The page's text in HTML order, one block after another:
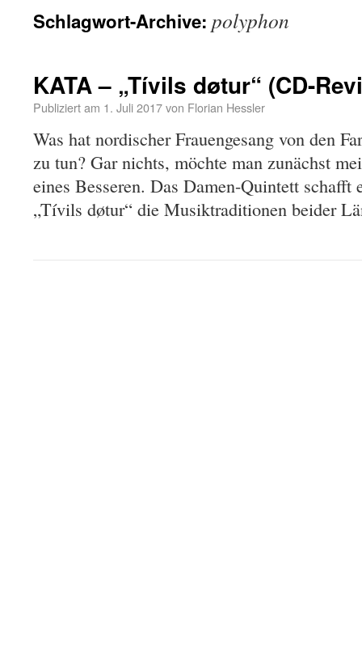
Schlagwort-Archive: polyphon
KATA – „Tívils døtur“ (CD-
Publiziert am 1. Juli 2017von Florian Hessler
Was hat nordischer Frauengesang von den
zu tun? Gar nichts, möchte man zunächst
eines Besseren. Das Damen-Quintett schafft
„Tívils døtur“ die Musiktraditionen beider